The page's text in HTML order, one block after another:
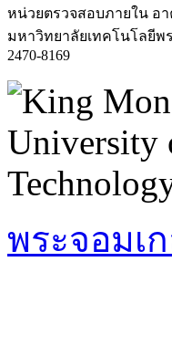
หน่วยตรวจสอบภายใน อ
มหาวิทยาลัยเทคโนโลยีพ
2470-8169
พระจอมเ